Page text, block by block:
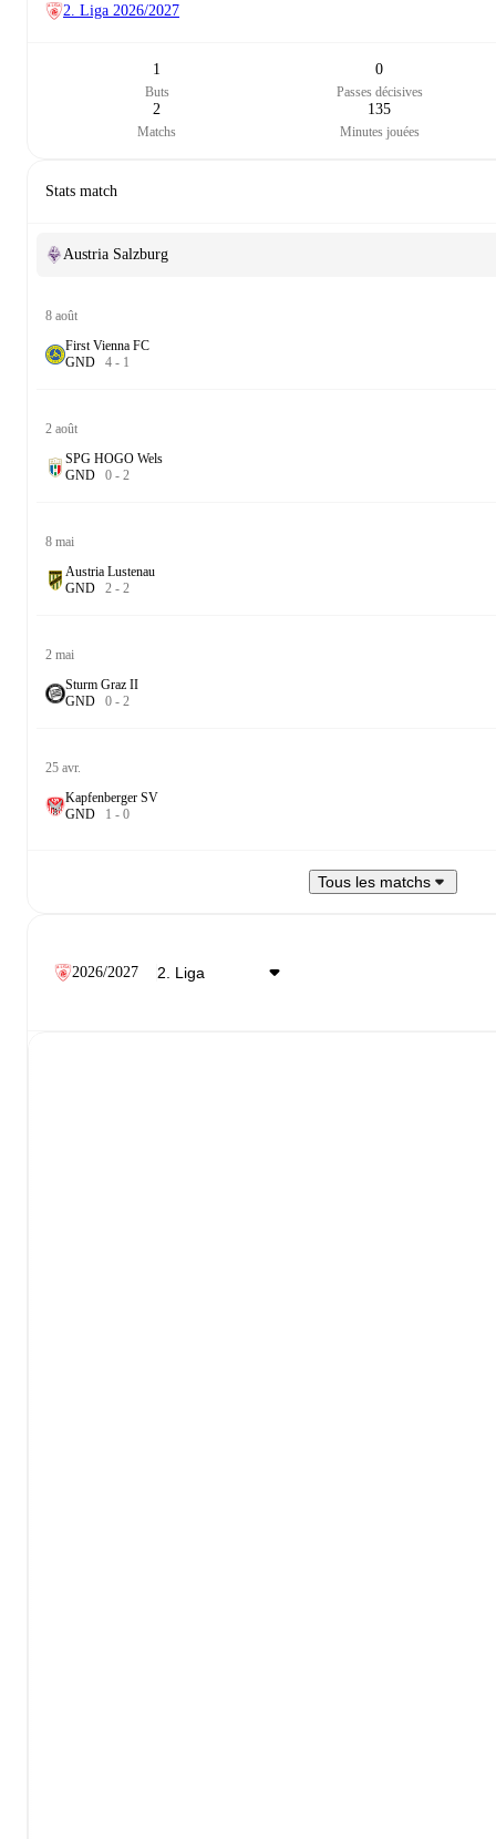
2. Liga 2026/2027
1
Buts
0
Passes décisives
2
Matchs
135
Minutes jouées
Stats match
Austria Salzburg
8 août
First Vienna FC
GND 4 - 1
2 août
SPG HOGO Wels
GND 0 - 2
8 mai
Austria Lustenau
GND 2 - 2
2 mai
Sturm Graz II
GND 0 - 2
25 avr.
Kapfenberger SV
GND 1 - 0
Tous les matchs
2026/2027